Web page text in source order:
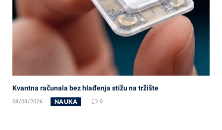
Kvantna računala bez hlađenja stižu na tržište
08/08/2026 NAUKA 0